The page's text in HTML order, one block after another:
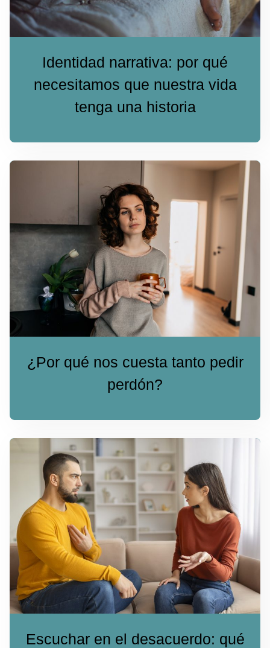
Identidad narrativa: por qué
necesitamos que nuestra vida
tenga una historia
¿Por qué nos cuesta tanto pedir
perdón?
Escuchar en el desacuerdo: qué